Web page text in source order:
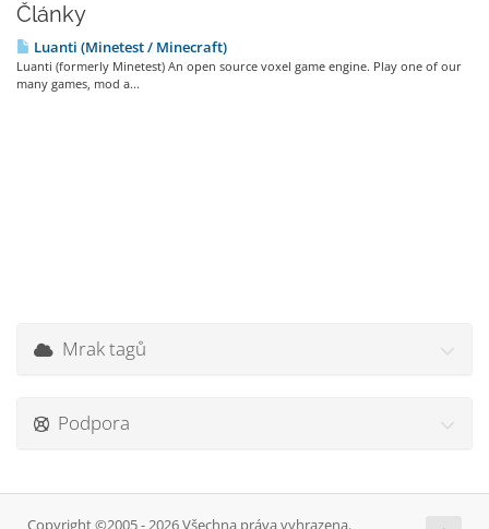
Články
Luanti (Minetest / Minecraft)
Luanti (formerly Minetest) An open source voxel game engine. Play one of our
many games, mod a...
Mrak tagů
Podpora
Copyright ©2005 - 2026 Všechna práva vyhrazena.